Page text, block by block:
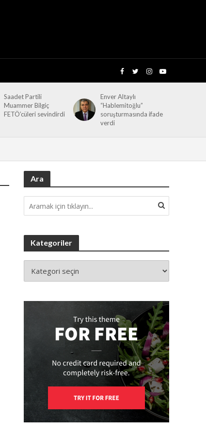
Saadet Partili
Muammer Bilgiç
FETÖ’cüleri sevindirdi
Enver Altaylı
“Hablemitoğlu”
soruşturmasında ifade
verdi
Ara
Kategoriler